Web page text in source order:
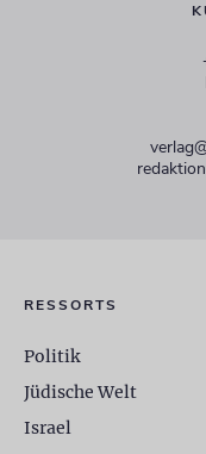
RESSORTS
Politik
Jüdische Welt
Israel